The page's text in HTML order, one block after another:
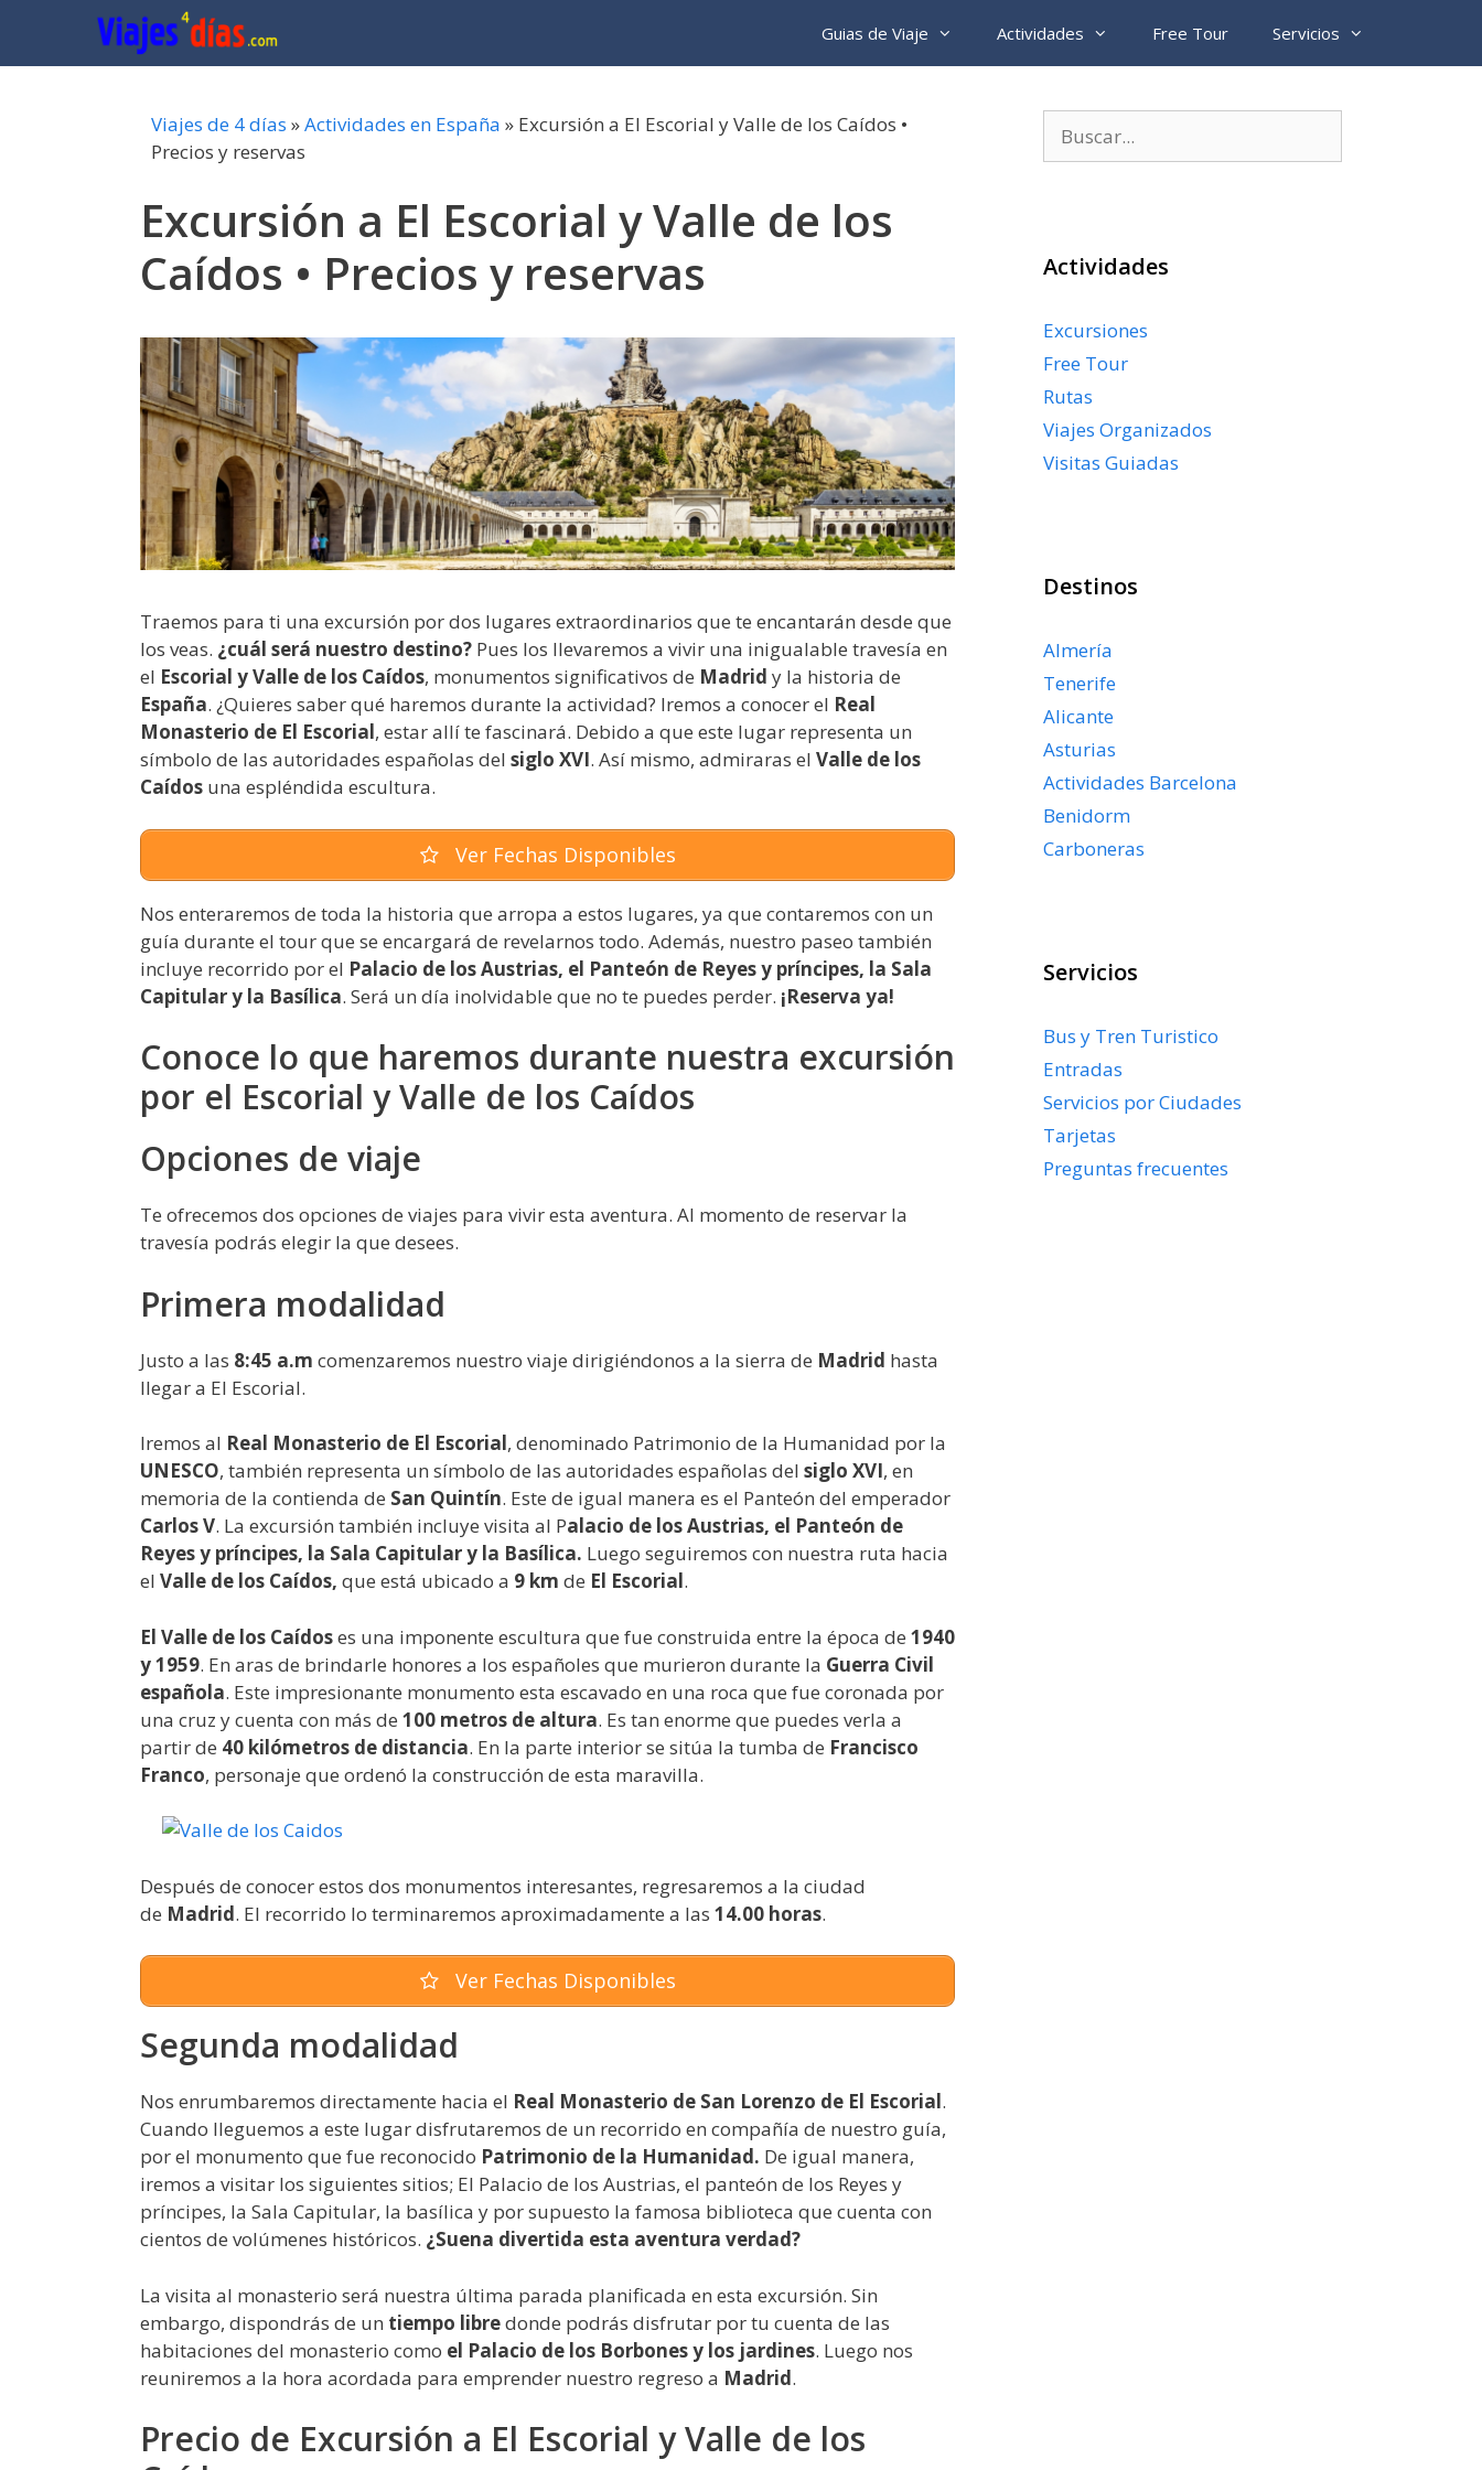
contenido
Guias de Viaje Actividades Free Tour Servicios
Viajes de 4 días »Actividades en España » Excursión a El Escorial y Valle de los Caídos •
Precios y reservas
Excursión a El Escorial y Valle de los
Caídos • Precios y reservas
Traemos para ti una excursión por dos lugares extraordinarios que te encantarán desde que
los veas. ¿cuál será nuestro destino? Pues los llevaremos a vivir una inigualable travesía en
el Escorial y Valle de los Caídos, monumentos significativos de Madrid y la historia de
España. ¿Quieres saber qué haremos durante la actividad? Iremos a conocer el Real
Monasterio de El Escorial, estar allí te fascinará. Debido a que este lugar representa un
símbolo de las autoridades españolas del siglo XVI. Así mismo, admiraras el Valle de los
Caídos una espléndida escultura.
Ver Fechas Disponibles
Nos enteraremos de toda la historia que arropa a estos lugares, ya que contaremos con un
guía durante el tour que se encargará de revelarnos todo. Además, nuestro paseo también
incluye recorrido por el Palacio de los Austrias, el Panteón de Reyes y príncipes, la Sala
Capitular y la Basílica. Será un día inolvidable que no te puedes perder. ¡Reserva ya!
Conoce lo que haremos durante nuestra excursión
por el Escorial y Valle de los Caídos
Opciones de viaje
Te ofrecemos dos opciones de viajes para vivir esta aventura. Al momento de reservar la
travesía podrás elegir la que desees.
Primera modalidad
Justo a las 8:45 a.m comenzaremos nuestro viaje dirigiéndonos a la sierra de Madrid hasta
llegar a El Escorial.
Iremos al Real Monasterio de El Escorial, denominado Patrimonio de la Humanidad por la
UNESCO, también representa un símbolo de las autoridades españolas del siglo XVI, en
memoria de la contienda de San Quintín. Este de igual manera es el Panteón del emperador
Carlos V. La excursión también incluye visita al Palacio de los Austrias, el Panteón de
Reyes y príncipes, la Sala Capitular y la Basílica. Luego seguiremos con nuestra ruta hacia
el Valle de los Caídos, que está ubicado a 9 km de El Escorial.
El Valle de los Caídoses una imponente escultura que fue construida entre la época de 1940
y 1959. En aras de brindarle honores a los españoles que murieron durante la Guerra Civil
española. Este impresionante monumento esta escavado en una roca que fue coronada por
una cruz y cuenta con más de 100 metros de altura. Es tan enorme que puedes verla a
partir de 40 kilómetros de distancia. En la parte interior se sitúa la tumba de Francisco
Franco, personaje que ordenó la construcción de esta maravilla.
Después de conocer estos dos monumentos interesantes, regresaremos a la ciudad
de Madrid. El recorrido lo terminaremos aproximadamente a las 14.00 horas.
Ver Fechas Disponibles
Segunda modalidad
Nos enrumbaremos directamente hacia el Real Monasterio de San Lorenzo de El Escorial.
Cuando lleguemos a este lugar disfrutaremos de un recorrido en compañía de nuestro guía,
por el monumento que fue reconocido Patrimonio de la Humanidad. De igual manera,
iremos a visitar los siguientes sitios; El Palacio de los Austrias, el panteón de los Reyes y
príncipes, la Sala Capitular, la basílica y por supuesto la famosa biblioteca que cuenta con
cientos de volúmenes históricos. ¿Suena divertida esta aventura verdad?
La visita al monasterio será nuestra última parada planificada en esta excursión. Sin
embargo, dispondrás de un tiempo libredonde podrás disfrutar por tu cuenta de las
habitaciones del monasterio como el Palacio de los Borbones y los jardines. Luego nos
reuniremos a la hora acordada para emprender nuestro regreso a Madrid.
Precio de Excursión a El Escorial y Valle de los
Actividades
Excursiones
Free Tour
Rutas
Viajes Organizados
Visitas Guiadas
Destinos
Almería
Tenerife
Alicante
Asturias
Actividades Barcelona
Benidorm
Carboneras
Servicios
Bus y Tren Turistico
Entradas
Servicios por Ciudades
Tarjetas
Preguntas frecuentes